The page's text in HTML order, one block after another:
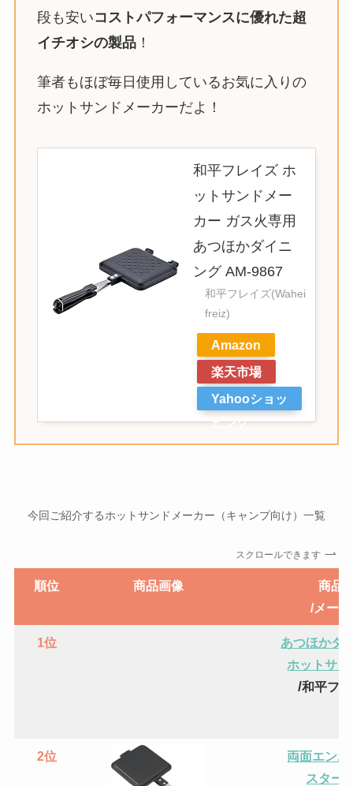
段も安いコストパフォーマンスに優れた超
イチオシの製品！
筆者もほぼ毎日使用しているお気に入りの
ホットサンドメーカーだよ！
和平フレイズ ホ
ットサンドメー
カー ガス火専用
あつほかダイニ
ング AM-9867
和平フレイズ(Wahei
freiz)
Amazon
楽天市場
Yahooショッ
ピング
今回ご紹介するホットサンドメーカー（キャンプ向け）一覧
スクロールできます
順位 商品画像
商品
/メー
1位
あつほかダ
ホットサ
/和平フ
2位
両面エン
スター